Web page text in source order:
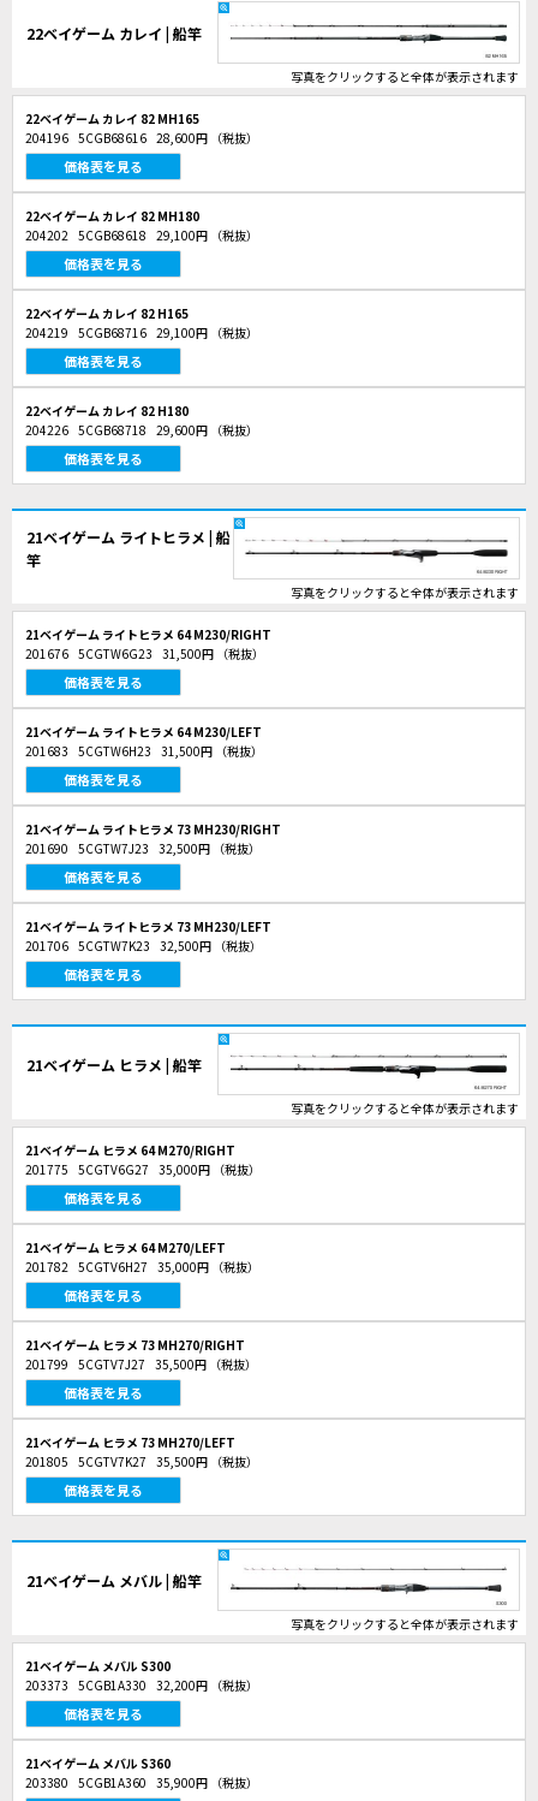
22ベイゲーム カレイ | 船竿
写真をクリックすると全体が表示されます
22ベイゲーム カレイ 82 MH165
204196 5CGB68616 28,600円 （税抜）
価格表を見る
22ベイゲーム カレイ 82 MH180
204202 5CGB68618 29,100円 （税抜）
価格表を見る
22ベイゲーム カレイ 82 H165
204219 5CGB68716 29,100円 （税抜）
価格表を見る
22ベイゲーム カレイ 82 H180
204226 5CGB68718 29,600円 （税抜）
価格表を見る
21ベイゲーム ライトヒラメ | 船
竿
写真をクリックすると全体が表示されます
21ベイゲーム ライトヒラメ 64 M230/RIGHT
201676 5CGTW6G23 31,500円 （税抜）
価格表を見る
21ベイゲーム ライトヒラメ 64 M230/LEFT
201683 5CGTW6H23 31,500円 （税抜）
価格表を見る
21ベイゲーム ライトヒラメ 73 MH230/RIGHT
201690 5CGTW7J23 32,500円 （税抜）
価格表を見る
21ベイゲーム ライトヒラメ 73 MH230/LEFT
201706 5CGTW7K23 32,500円 （税抜）
価格表を見る
21ベイゲーム ヒラメ | 船竿
写真をクリックすると全体が表示されます
21ベイゲーム ヒラメ 64 M270/RIGHT
201775 5CGTV6G27 35,000円 （税抜）
価格表を見る
21ベイゲーム ヒラメ 64 M270/LEFT
201782 5CGTV6H27 35,000円 （税抜）
価格表を見る
21ベイゲーム ヒラメ 73 MH270/RIGHT
201799 5CGTV7J27 35,500円 （税抜）
価格表を見る
21ベイゲーム ヒラメ 73 MH270/LEFT
201805 5CGTV7K27 35,500円 （税抜）
価格表を見る
21ベイゲーム メバル | 船竿
写真をクリックすると全体が表示されます
21ベイゲーム メバル S300
203373 5CGB1A330 32,200円 （税抜）
価格表を見る
21ベイゲーム メバル S360
203380 5CGB1A360 35,900円 （税抜）